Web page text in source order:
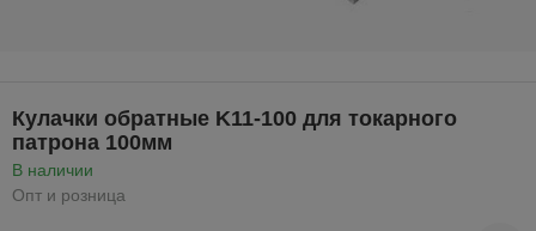
Кулачки обратные K11-100 для токарного
патрона 100мм
В наличии
Опт и розница